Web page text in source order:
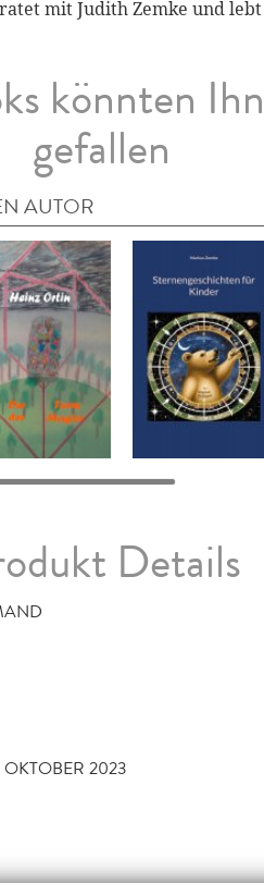
mit Judith Zemke und
könnten
gefallen
AUTOR
Details
OKTOBER 2023